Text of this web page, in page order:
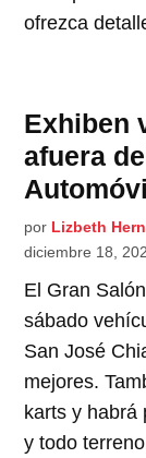
ofrezca
Exhiben
afuera
por Lizbeth
diciembre 18,
El Gran
sábado
San José
mejores.
karts y habrá
y todo